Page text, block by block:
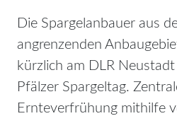
Die Spargelanbauer aus
angrenzenden
kürzlich am DLR
Pfälzer Spargeltag.
Ernteverfrühung mithilfe